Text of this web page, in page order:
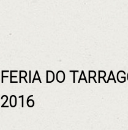
FERIA DO
2016